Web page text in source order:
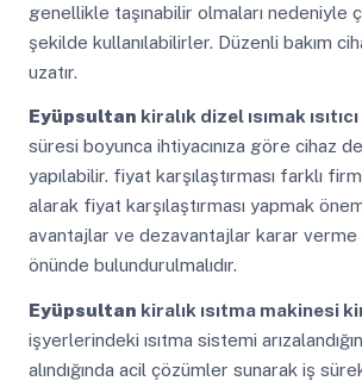
genellikle taşınabilir olmaları nedeniyle
şekilde kullanılabilirler. Düzenli bakım
uzatır.
Eyüpsultan kiralık dizel ısımak
süresi boyunca ihtiyacınıza göre cihaz
yapılabilir. fiyat karşılaştırması farklı
alarak fiyat karşılaştırması yapmak
avantajlar ve dezavantajlar karar
önünde bulundurulmalıdır.
Eyüpsultan kiralık ısıtma makinesi
işyerlerindeki ısıtma sistemi
alındığında acil çözümler sunarak iş